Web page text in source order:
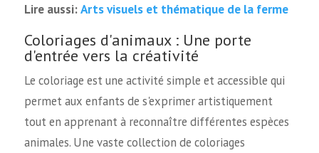
Lire aussi:Arts visuels et thématique de la ferme
Coloriages d'animaux : Une porte
d'entrée vers la créativité
Le coloriage est une activité simple et accessible qui
permet aux enfants de s'exprimer artistiquement
tout en apprenant à reconnaître différentes espèces
animales. Une vaste collection de coloriages